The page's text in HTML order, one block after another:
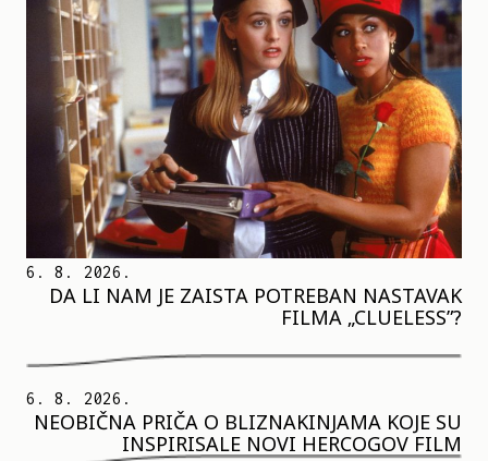
6. 8. 2026.
DA LI NAM JE ZAISTA POTREBAN NASTAVAK
FILMA „CLUELESS”?
6. 8. 2026.
NEOBIČNA PRIČA O BLIZNAKINJAMA KOJE SU
INSPIRISALE NOVI HERCOGOV FILM